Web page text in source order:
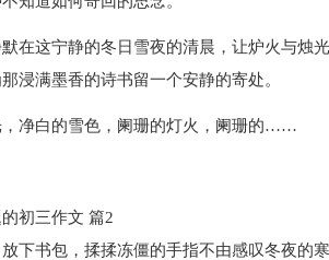
在这宁静的冬日雪夜的清晨，让炉火与烛
浸满墨香的诗书留一个安静的寄处。
，净白的雪色，阑珊的灯火，阑珊的……
初三作文 篇2
下书包，揉揉冻僵的手指不由感叹冬夜的